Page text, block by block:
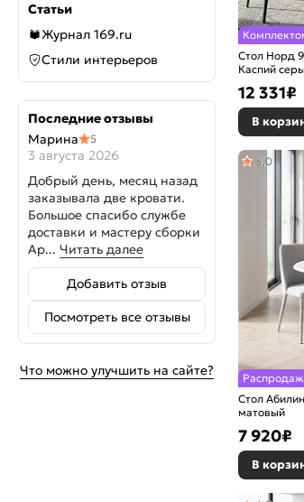
Статьи
Журнал 169.ru
Стили интерьеров
Последние отзывы
Марина
5
3 августа 2026
Добрый день, месяц назад
заказывала две кровати.
Большое спасибо службе
доставки и мастеру сборки
Ар... Читать далее
Добавить отзыв
Посмотреть все отзывы
Что можно улучшить на сайте?
Стол Норд
Каспий
12 331₽
В
Стол
матовый
5,0
7 920₽
В